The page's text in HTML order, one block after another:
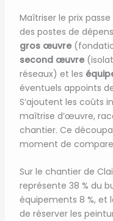
Maîtriser le prix
des postes de
gros œuvre
second œuvre
réseaux) et les
éventuels appoints
S’ajoutent les coûts
maîtrise d’œuvre,
chantier. Ce
moment de
Sur le chantier de
représente 38 % du
équipements 8 %, et
de réserver les